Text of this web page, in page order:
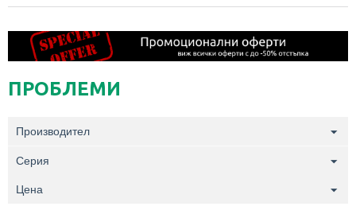
ПРОБЛЕМИ
Производител
Серия
Цена